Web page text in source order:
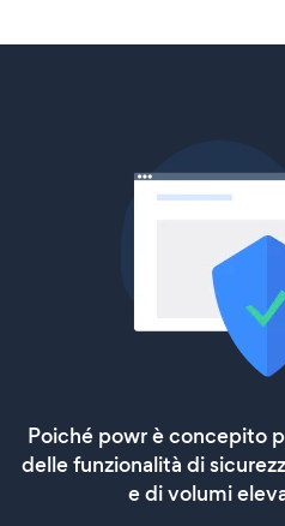
Poiché powr è concepito
delle funzionalità di
e di volumi